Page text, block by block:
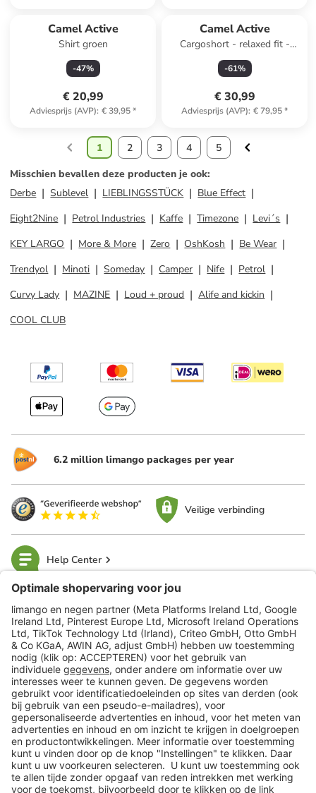
Camel Active
Shirt groen
-47%
€ 20,99
Adviesprijs (AVP): € 39,95*
Camel Active
Cargoshort - relaxed fit -
donkerblauw
-61%
€ 30,99
Adviesprijs (AVP): € 79,95*
1 2 3 4
5
Misschien bevallen deze producten je ook:
Derbe
Sublevel LIEBLINGSSTÜCK
Blue Effect
Eight2Nine
Petrol Industries Kaffe Timezone
Levi´s
KEY LARGO
More & More Zero OshKosh
Be Wear
Trendyol
Minoti Someday Camper Nife
Petrol
Curvy Lady
MAZINE Loud + proud
Alife and kickin
COOL CLUB
6.2 million limango packages per year
Veilige verbinding
Help Center
limango
Veilig winkelen
Klantenservice
Shop
Acties